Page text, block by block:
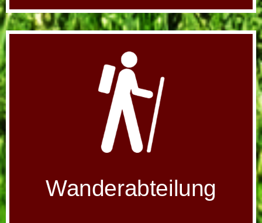
Wanderabteilung